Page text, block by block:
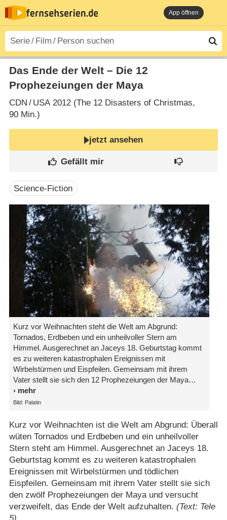
App öffnen
Das Ende der Welt – Die 12
Prophezeiungen der Maya
CDN / USA2012 (The 12 Disasters of Christmas‎,
90 Min.)
jetzt ansehen
Science-Fiction
Kurz vor Weihnachten steht die Welt am Abgrund:
Tornados, Erdbeben und ein unheilvoller Stern am
Himmel. Ausgerechnet an Jaceys 18. Geburtstag kommt
es zu weiteren katastrophalen Ereignissen mit
Wirbelstürmen und Eispfeilen. Gemeinsam mit ihrem
Vater stellt sie sich den 12 Prophezeiungen der Maya
Bild: Palatin
Kurz vor Weihnachten ist die Welt am Abgrund: Überall
wüten Tornados und Erdbeben und ein unheilvoller
Stern steht am Himmel. Ausgerechnet an Jaceys 18.
Geburtstag kommt es zu weiteren katastrophalen
Ereignissen mit Wirbelstürmen und tödlichen
Eispfeilen. Gemeinsam mit ihrem Vater stellt sie sich
den zwölf Prophezeiungen der Maya und versucht
verzweifelt, das Ende der Welt aufzuhalten. (Text: Tele